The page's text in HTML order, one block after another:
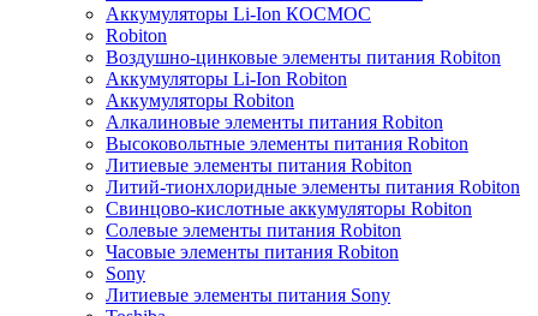
Аккумуляторы Li-Ion КОСМОС
Robiton
Воздушно-цинковые элементы питания Robiton
Аккумуляторы Li-Ion Robiton
Аккумуляторы Robiton
Алкалиновые элементы питания Robiton
Высоковольтные элементы питания Robiton
Литиевые элементы питания Robiton
Литий-тионхлоридные элементы питания Robiton
Свинцово-кислотные аккумуляторы Robiton
Солевые элементы питания Robiton
Часовые элементы питания Robiton
Sony
Литиевые элементы питания Sony